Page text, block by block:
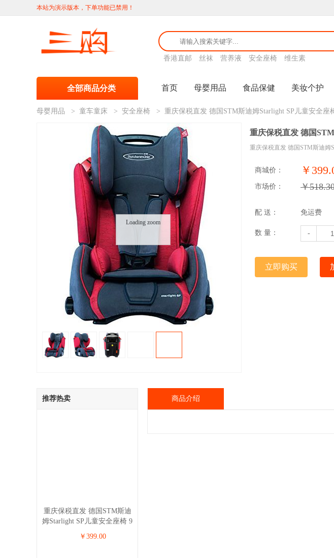
本站为演示版本，下单功能已禁用！
香港直邮 丝袜 营养液 安全座椅 维生素
全部商品分类 首页 母婴用品 食品保健 美妆个护
母婴用品 > 童车童床 > 安全座椅 > 重庆保税直发 德国STM斯迪姆Starlight SP儿童安全座
Loading zoom
重庆保税直发 德国
重庆保税直发 德国STM斯迪姆
商城价： ￥
市场价： ￥
配 送： 免运费
数 量： -
推荐热卖
重庆保税直发 德国STM斯迪
姆Starlight SP儿童安全座椅 9
￥399.00
商品介绍